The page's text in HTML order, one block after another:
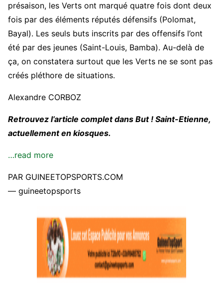
présaison, les Verts ont marqué quatre fois dont deux
fois par des éléments réputés défensifs (Polomat,
Bayal). Les seuls buts inscrits par des offensifs l’ont
été par des jeunes (Saint-Louis, Bamba). Au-delà de
ça, on constatera surtout que les Verts ne se sont pas
créés pléthore de situations.
Alexandre CORBOZ
Retrouvez l’article complet dans But ! Saint-Etienne,
actuellement en kiosques.
…read more
PAR GUINEETOPSPORTS.COM
— guineetopsports